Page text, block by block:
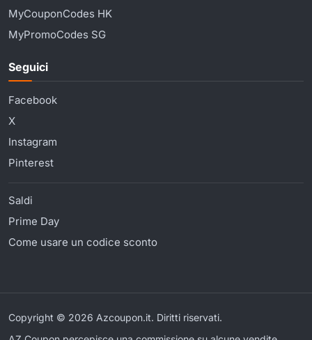
MyCouponCodes HK
MyPromoCodes SG
Seguici
Facebook
X
Instagram
Pinterest
Saldi
Prime Day
Come usare un codice sconto
Copyright © 2026 Azcoupon.it. Diritti riservati.